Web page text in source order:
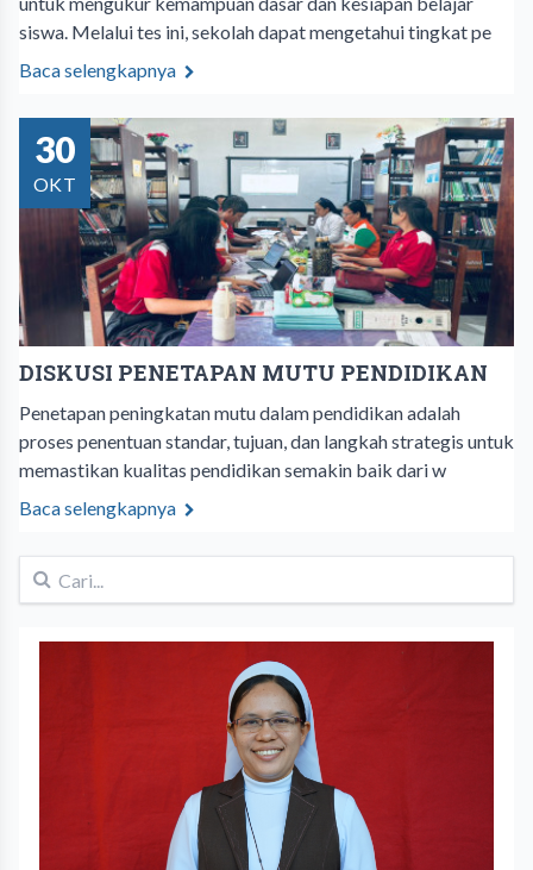
siswa. Melalui tes ini, sekolah dapat mengetahui tingkat pe
Baca selengkapnya
30
OKT
DISKUSI PENETAPAN MUTU PENDIDIKAN
Penetapan peningkatan mutu dalam pendidikan adalah
proses penentuan standar, tujuan, dan langkah strategis untuk
memastikan kualitas pendidikan semakin baik dari w
Baca selengkapnya